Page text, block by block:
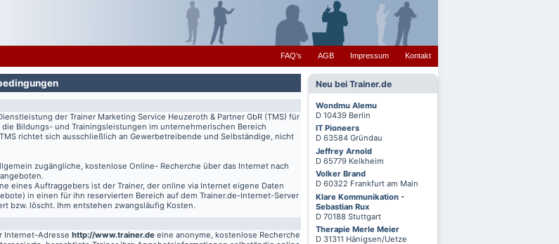
FAQ's AGB Impressum Kontakt
Neu bei Trainer.de
Wondmu Alemu
D 10439 Berlin
IT Pioneers
D 63584 Gründau
Jeffrey Arnold
D 65779 Kelkheim
Volker Brand
D 60322 Frankfurt am Main
Klare Kommunikation -
Sebastian Rux
D 70188 Stuttgart
Therapie Merle Meier
D 31311 Hänigsen/Uetze
der Trainer Marketing Service Heuzeroth & Partner GbR (TMS) für
die Bildungs- und Trainingsleistungen im unternehmerischen Bereich
richtet sich ausschließlich an Gewerbetreibende und Selbständige, nicht
zugängliche, kostenlose Online- Recherche über das Internet nach
eines Auftraggebers ist der Trainer, der online via Internet eigene Daten
in einen für ihn reservierten Bereich auf dem Trainer.de-Internet-Server
bzw. löscht. Ihm entstehen zwangsläufig Kosten.
Internet-Adresse http://www.trainer.de eine anonyme, kostenlose Recherche